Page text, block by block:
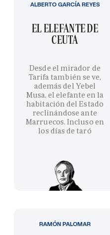
EL ELEFANTE DE
CEUTA
Desde el mirador de
Tarifa también se ve,
además del Yebel
Musa, el elefante en la
habitación del Estado
reclinándose ante
Marruecos. Incluso en
los días de taró
ALBERTO GARCÍA REYES
RAMÓN PALOMAR